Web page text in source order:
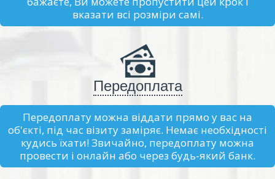
вказати всі розміри самі.
Передоплата
Передоплату можна віддати прямо у вас на
об'єкті, під час візиту заміряє. Немає необхідності
кудись їхати! Звичайно, передоплату можна
провести і онлайн або через будь-який банк.